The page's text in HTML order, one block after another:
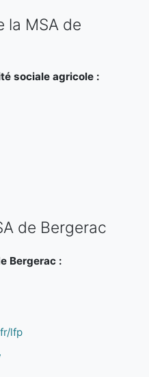
la MSA de
sociale agricole :
de Bergerac
Bergerac :
lfp